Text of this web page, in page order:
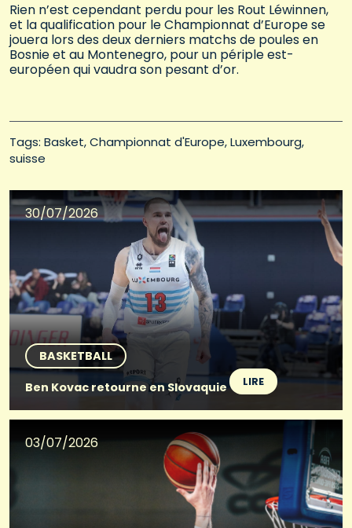
Rien n’est cependant perdu pour les Rout Léwinnen,
et la qualification pour le Championnat d’Europe se
jouera lors des deux derniers matchs de poules en
Bosnie et au Montenegro, pour un périple est-
européen qui vaudra son pesant d’or.
Tags: Basket Championnat d'Europe Luxembourg
suisse
30/07/2026
BASKETBALL
Ben Kovac retourne en Slovaquie
LIRE
03/07/2026